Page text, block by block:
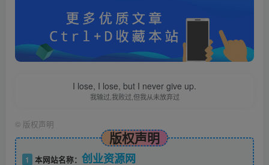
I lose, I lose, but I never give up.
我输过,我败过,但我从未放弃过
© 版权声明
版权声明
1 本网站名称： 创业资源网